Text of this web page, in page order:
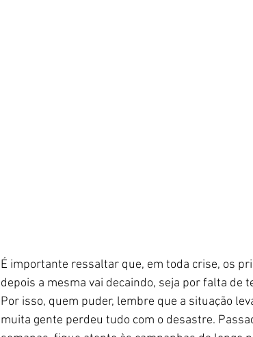
É importante ressaltar que, em toda crise, os
depois a mesma vai decaindo, seja por falta de
Por isso, quem puder, lembre que a situação
muita gente perdeu tudo com o desastre.